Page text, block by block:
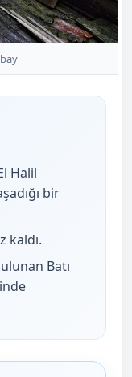
Halil
bir
kaldı.
Batı